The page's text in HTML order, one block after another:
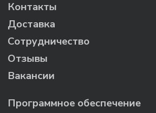
Контакты
Доставка
Сотрудничество
Отзывы
Вакансии
Программное обеспечение